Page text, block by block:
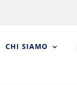
CHI SIAMO